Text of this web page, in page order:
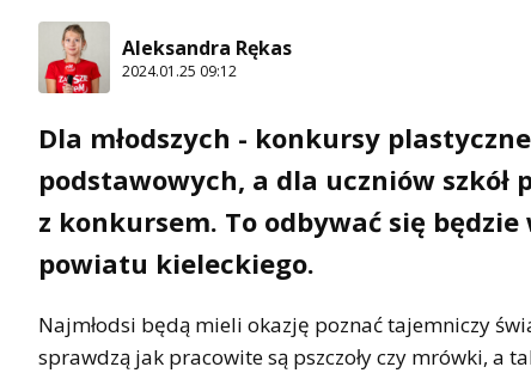
Aleksandra Rękas
2024.01.25 09:12
Dla młodszych - konkursy
podstawowych, a dla uczniów szkół
z konkursem. To odbywać się
powiatu kieleckiego.
Najmłodsi będą mieli okazję poznać tajemniczy
sprawdzą jak pracowite są pszczoły czy mrówki, a